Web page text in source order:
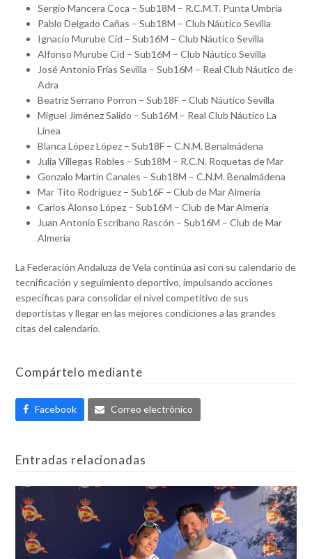
Sergio Mancera Coca – Sub18M – R.C.M.T. Punta Umbría
Pablo Delgado Cañas – Sub18M – Club Náutico Sevilla
Ignacio Murube Cid – Sub16M – Club Náutico Sevilla
Alfonso Murube Cid – Sub16M – Club Náutico Sevilla
José Antonio Frías Sevilla – Sub16M – Real Club Náutico de
Adra
Beatriz Serrano Porron – Sub18F – Club Náutico Sevilla
Miguel Jiménez Salido – Sub16M – Real Club Náutico La
Línea
Blanca López López – Sub18F – C.N.M. Benalmádena
Julia Villegas Robles – Sub18M – R.C.N. Roquetas de Mar
Gonzalo Martín Canales – Sub18M – C.N.M. Benalmádena
Mar Tito Rodríguez – Sub16F – Club de Mar Almería
Carlos Alonso López – Sub16M – Club de Mar Almería
Juan Antonio Escribano Rascón – Sub16M – Club de Mar
Almería
La Federación Andaluza de Vela continúa así con su calendario de
tecnificación y seguimiento deportivo, impulsando acciones
específicas para consolidar el nivel competitivo de sus
deportistas y llegar en las mejores condiciones a las grandes
citas del calendario.
Compártelo mediante
Facebook Correo electrónico
Entradas relacionadas